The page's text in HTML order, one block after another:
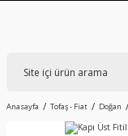
Anasayfa Tofaş - Fiat Doğan